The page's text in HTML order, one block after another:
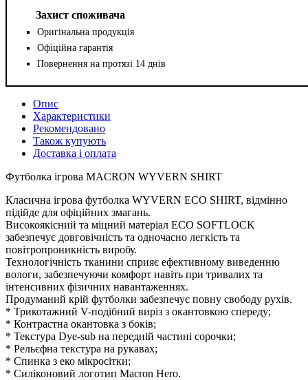
Захист споживача
Оригінальна продукція
Офіційна гарантія
Повернення на протязі 14 днів
Опис
Характеристики
Рекомендовано
Також купують
Доставка і оплата
Футболка ігрова MACRON WYVERN SHIRT
Класична ігрова футболка WYVERN ECO SHIRT, відмінно
підійде для офіційних змагань.
Високоякісний та міцний матеріал ECO SOFTLOCK
забезпечує довговічність та одночасно легкість та
повітропроникність виробу.
Технологічність тканини сприяє ефективному виведенню
вологи, забезпечуючи комфорт навіть при тривалих та
інтенсивних фізичних навантаженнях.
Продуманий крій футболки забезпечує повну свободу рухів.
* Трикотажний V-подібний виріз з окантовкою спереду;
* Контрастна окантовка з боків;
* Текстура Dye-sub на передній частині сорочки;
* Рельєфна текстура на рукавах;
* Cпинка з еко мікросітки;
* Силіконовий логотип Macron Hero.